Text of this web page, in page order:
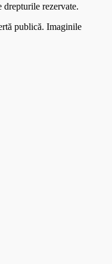
rezervate.
publică. Imaginile